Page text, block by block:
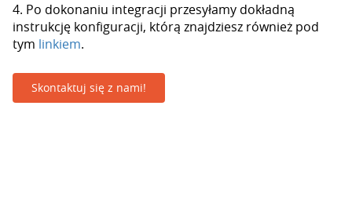
4. Po dokonaniu integracji przesyłamy dokładną
instrukcję konfiguracji, którą znajdziesz również pod
tym linkiem.
Skontaktuj się z nami!